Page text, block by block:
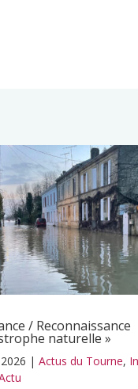
/ Reconnaissance
naturelle »
| Actus du Tourne,